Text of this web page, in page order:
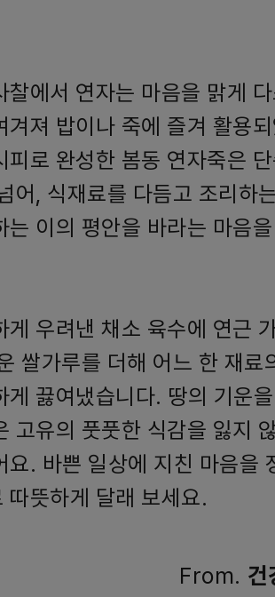
찰에서 연자는 마음을 맑게
겨져 밥이나 죽에 즐겨 활용
피로 완성한 봄동 연자죽은
어, 식재료를 다듬고 조리하
는 이의 평안을 바라는 마음
게 우려낸 채소 육수에 연근
쌀가루를 더해 어느 한 재료
게 끓여냈습니다. 땅의 기운
고유의 풋풋한 식감을 잃지
요. 바쁜 일상에 지친 마음을
따뜻하게 달래 보세요.
From. 건